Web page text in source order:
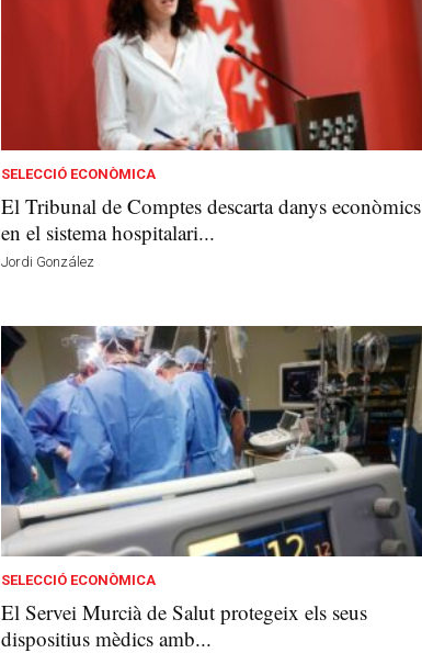
SELECCIÓ ECONÒMICA
El Tribunal de Comptes descarta danys econòmics
en el sistema hospitalari...
Jordi González
SELECCIÓ ECONÒMICA
El Servei Murcià de Salut protegeix els seus
dispositius mèdics amb...